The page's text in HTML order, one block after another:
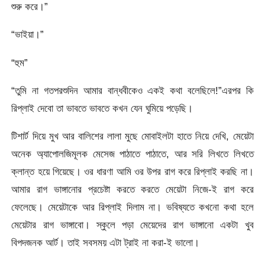
শুরু করে।”
“ভাইয়া।”
“হুম”
“তুমি না গতপরশুদিন আমার বান্ধবীকেও একই কথা বলেছিলে!”এরপর কি
রিপ্লাই দেবো তা ভাবতে ভাবতে কখন যেন ঘুমিয়ে পড়েছি।
টিশার্ট দিয়ে মুখ আর বালিশের লালা মুছে মোবাইলটা হাতে নিয়ে দেখি, মেয়েটা
অনেক অ্যাপোলজিমূলক মেসেজ পাঠাতে পাঠাতে, আর সরি লিখতে লিখতে
ক্লান্ত হয়ে গিয়েছে। ওর ধারণা আমি ওর উপর রাগ করে রিপ্লাই করছি না।
আমার রাগ ভাঙ্গানোর প্রচেষ্টা করতে করতে মেয়েটা নিজে-ই রাগ করে
ফেলেছে। মেয়েটাকে আর রিপ্লাই দিলাম না। ভবিষ্যতে কখনো কথা হলে
মেয়েটার রাগ ভাঙ্গাবো। স্কুলে পড়া মেয়েদের রাগ ভাঙ্গানো একটা খুব
বিপদজনক আর্ট। তাই সবসময় এটা ট্রাই না করা-ই ভালো।